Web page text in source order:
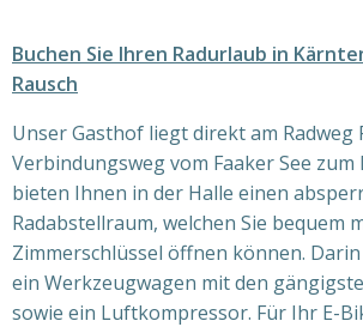
Buchen Sie Ihren Radurlaub in
Rausch
Unser Gasthof liegt direkt am Radweg
Verbindungsweg vom Faaker See
bieten Ihnen in der Halle einen
Radabstellraum, welchen Sie bequem
Zimmerschlüssel öffnen können.
ein Werkzeugwagen mit den
sowie ein Luftkompressor. Für Ihr E-